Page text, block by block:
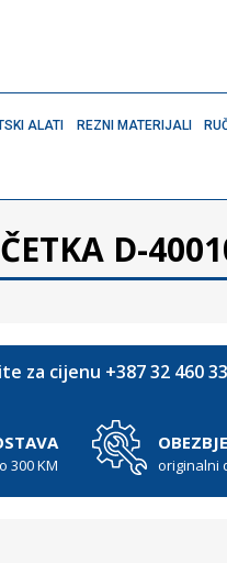
ALATI REZNI MATERIJALI
D-
za cijenu +387 32 460
300 KM originalni